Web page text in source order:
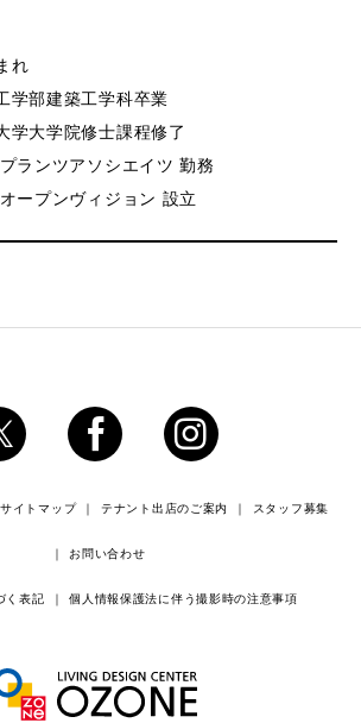
れ
学部建築⼯学科卒業
大学院修⼠課程修了
ランツアソシエイツ 勤務
ープンヴィジョン 設⽴
サイトマップ テナント出店のご案内 スタッフ募集
お問い合わせ
く表記 個人情報保護法に伴う撮影時の注意事項